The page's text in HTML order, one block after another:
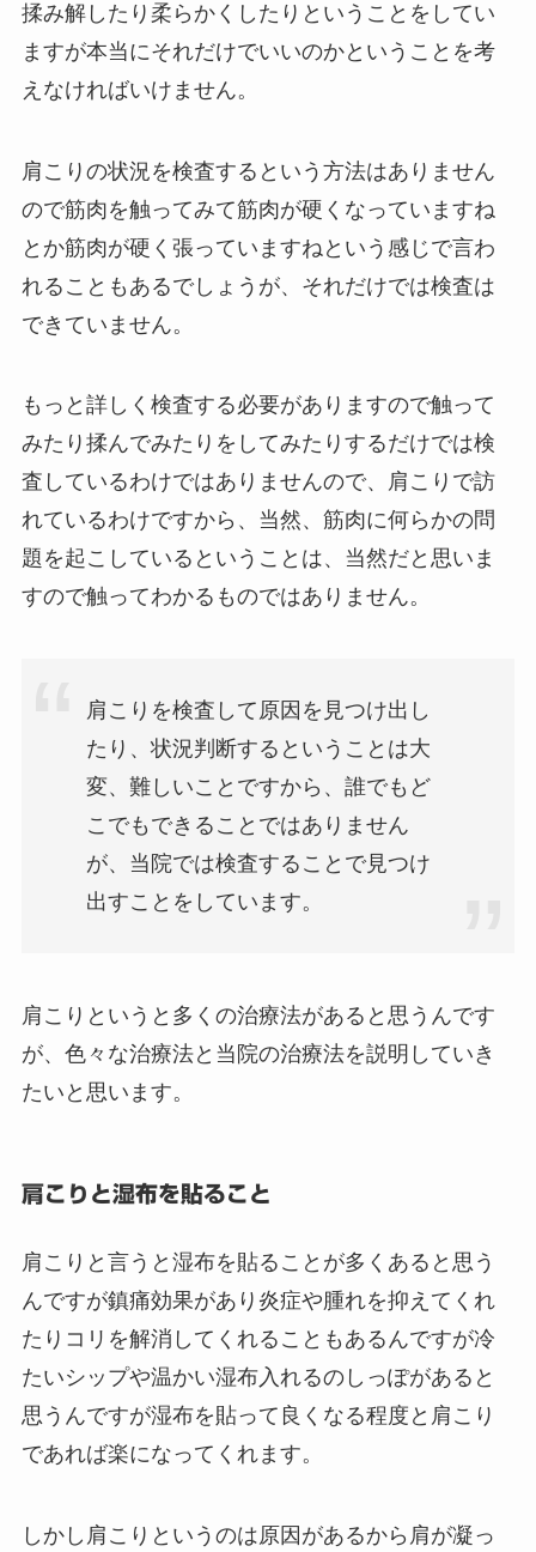
揉み解したり柔らかくしたりということをしてい
ますが本当にそれだけでいいのかということを考
えなければいけません。
肩こりの状況を検査するという方法はありません
ので筋肉を触ってみて筋肉が硬くなっていますね
とか筋肉が硬く張っていますねという感じで言わ
れることもあるでしょうが、それだけでは検査は
できていません。
もっと詳しく検査する必要がありますので触って
みたり揉んでみたりをしてみたりするだけでは検
査しているわけではありませんので、肩こりで訪
れているわけですから、当然、筋肉に何らかの問
題を起こしているということは、当然だと思いま
すので触ってわかるものではありません。
肩こりを検査して原因を見つけ出し
たり、状況判断するということは大
変、難しいことですから、誰でもど
こでもできることではありません
が、当院では検査することで見つけ
出すことをしています。
肩こりというと多くの治療法があると思うんです
が、色々な治療法と当院の治療法を説明していき
たいと思います。
肩こりと湿布を貼ること
肩こりと言うと湿布を貼ることが多くあると思う
んですが鎮痛効果があり炎症や腫れを抑えてくれ
たりコリを解消してくれることもあるんですが冷
たいシップや温かい湿布入れるのしっぽがあると
思うんですが湿布を貼って良くなる程度と肩こり
であれば楽になってくれます。
しかし肩こりというのは原因があるから肩が凝っ